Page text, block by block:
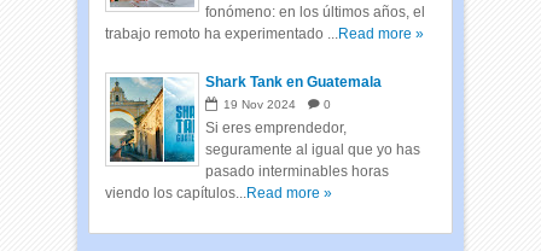
fonómeno: en los últimos años, el
trabajo remoto ha experimentado ...Read more »
Shark Tank en Guatemala
19 Nov 2024 0
Si eres emprendedor,
seguramente al igual que yo has
pasado interminables horas
viendo los capítulos...Read more »